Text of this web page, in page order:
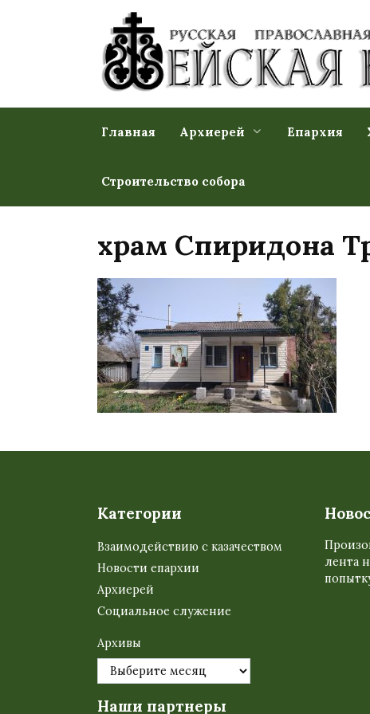
Главная Архиерей Епархия
Строительство собора
храм Спиридона
Категории
Взаимодействию с казачеством
Новости епархии
Архиерей
Социальное служение
Архивы
Наши партнеры
лента